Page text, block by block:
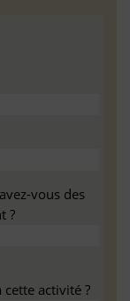
vous des
?
activité ?